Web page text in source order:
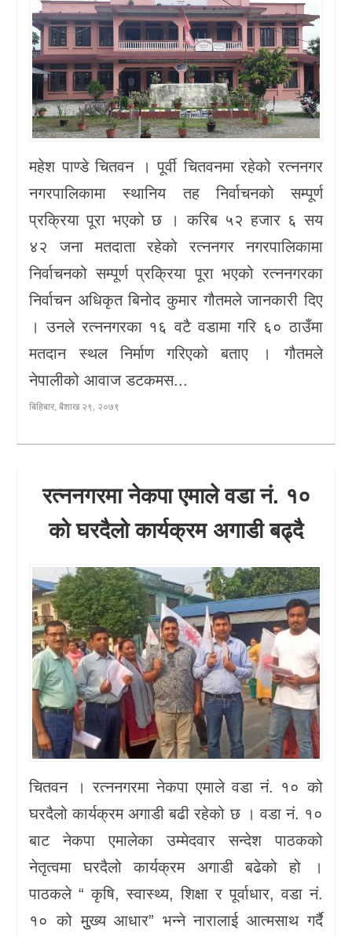
महेश पाण्डे चितवन । पूर्वी चितवनमा रहेको रत्ननगर
नगरपालिकामा स्थानिय तह निर्वाचनको सम्पूर्ण
प्रक्रिया पूरा भएको छ । करिब ५२ हजार ६ सय
४२ जना मतदाता रहेको रत्ननगर नगरपालिकामा
निर्वाचनको सम्पूर्ण प्रक्रिया पूरा भएको रत्ननगरका
निर्वाचन अधिकृत बिनोद कुमार गौतमले जानकारी दिए
। उनले रत्ननगरका १६ वटै वडामा गरि ६० ठाउँमा
मतदान स्थल निर्माण गरिएको बताए । गौतमले
नेपालीको आवाज डटकमस...
बिहिबार, बैशाख २९, २०७९
रत्ननगरमा नेकपा एमाले वडा नं. १०
को घरदैलो कार्यक्रम अगाडी बढ्दै
चितवन । रत्ननगरमा नेकपा एमाले वडा नं. १० को
घरदैलो कार्यक्रम अगाडी बढी रहेको छ । वडा नं. १०
बाट नेकपा एमालेका उम्मेदवार सन्देश पाठकको
नेतृत्वमा घरदैलो कार्यक्रम अगाडी बढेको हो ।
पाठकले “ कृषि, स्वास्थ्य, शिक्षा र पूर्वाधार, वडा नं.
१० को मुुख्य आधार” भन्ने नारालाई आत्मसाथ गर्दै